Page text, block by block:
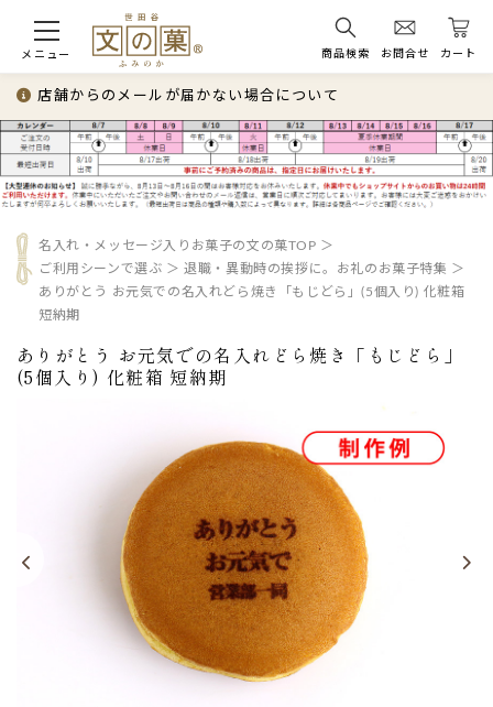
メニュー 商品検索 お問合せ カート
店舗からのメールが届かない場合について
名入れ・メッセージ入りお菓子の文の菓TOP
ご利用シーンで選ぶ
退職・異動時の挨拶に。お礼のお菓子特集
ありがとう お元気での名入れどら焼き「もじどら」(5個入り) 化粧箱
短納期
ありがとう お元気での名入れどら焼き「もじどら」
(5個入り) 化粧箱 短納期